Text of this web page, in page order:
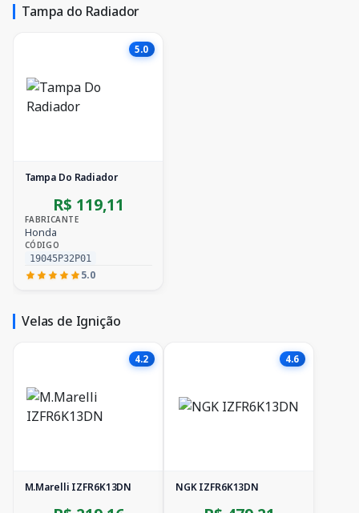
Tampa do Radiador
5.0
Tampa Do Radiador
R$ 119,11
FABRICANTE
Honda
CÓDIGO
19045P32P01
5.0
Velas de Ignição
4.2
M.Marelli IZFR6K13DN
4.6
NGK IZFR6K13DN